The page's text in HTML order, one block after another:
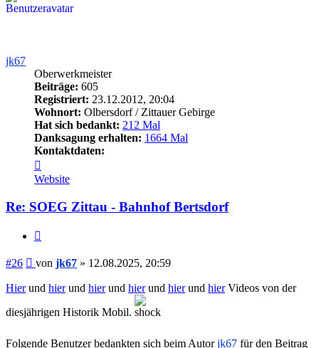
jk67
Oberwerkmeister
Beiträge: 605
Registriert: 23.12.2012, 20:04
Wohnort: Olbersdorf / Zittauer Gebirge
Hat sich bedankt: 212 Mal
Danksagung erhalten: 1664 Mal
Kontaktdaten:
von
jk67
Website
Re: SOEG Zittau - Bahnhof Bertsdorf
#26 Beitrag
von jk67 » 12.08.2025, 20:59
Hierund hierund hierund hierund hierund hierVideos von der
diesjährigen Historik Mobil.
Folgende Benutzer bedankten sich beim Autorjk67 für den Beitrag